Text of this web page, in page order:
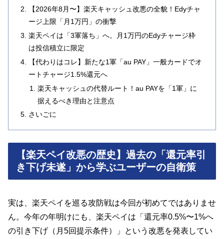
【2026年8月〜】楽天キャッシュ改悪の全貌！Edyチャ
ージ上限「月1万円」の衝撃
楽天ペイは「3軍落ち」へ。月1万円のEdyチャージ枠
は投信積立に限定
【代わりはコレ】新たな1軍「au PAY」一般カードでオ
ートチャージ1.5%還元へ
楽天キャッシュの代替ルート！au PAYを「1軍」に
据えるべき理由と注意点
さいごに
【楽天ペイ改悪の歴史】過去の「還元率引
き下げ未遂」から学ぶユーザーの自衛策
実は、楽天ペイを巡る攻防戦は今回が初めてではありませ
ん。今年の年明けにも、楽天ペイは「還元率0.5%〜1%へ
の引き下げ（月5回提示条件）」という改悪を発表してい